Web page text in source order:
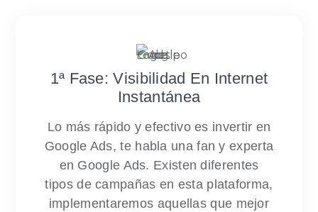
1ª Fase: Visibilidad En Internet
Instantánea
Lo más rápido y efectivo es invertir en
Google Ads, te habla una fan y experta
en Google Ads. Existen diferentes
tipos de campañas en esta plataforma,
implementaremos aquellas que mejor